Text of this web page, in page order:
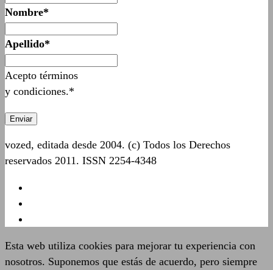
Nombre*
Apellido*
Acepto términos
y condiciones.*
vozed, editada desde 2004. (c) Todos los Derechos
reservados 2011. ISSN 2254-4348
Esta web utiliza cookies para mejorar tu experiencia con
nosotros. Suponemos que estás de acuerdo, pero siempre